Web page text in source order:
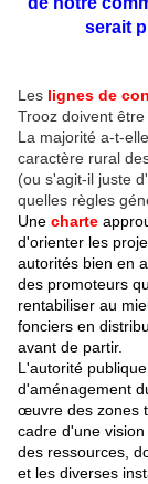
serait
Les lignes de
Trooz doivent
La majorité a-t-
caractère rural
(ou s'agit-il juste
quelles règles
Une charte
d'orienter les
autorités bien en
des promoteurs
rentabiliser au
fonciers en
avant de partir.
L'autorité
d'aménagement
œuvre des zones
cadre d'une
des ressources,
et les diverses